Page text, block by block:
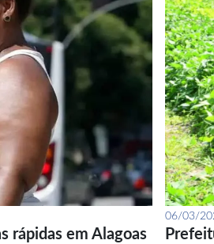
rápidas em Alagoas
06/03/